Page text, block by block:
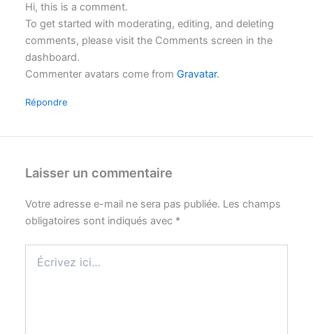
Hi, this is a comment.
To get started with moderating, editing, and deleting
comments, please visit the Comments screen in the
dashboard.
Commenter avatars come fromGravatar.
Répondre
Laisser un commentaire
Votre adresse e-mail ne sera pas publiée. Les champs
obligatoires sont indiqués avec *
ici…